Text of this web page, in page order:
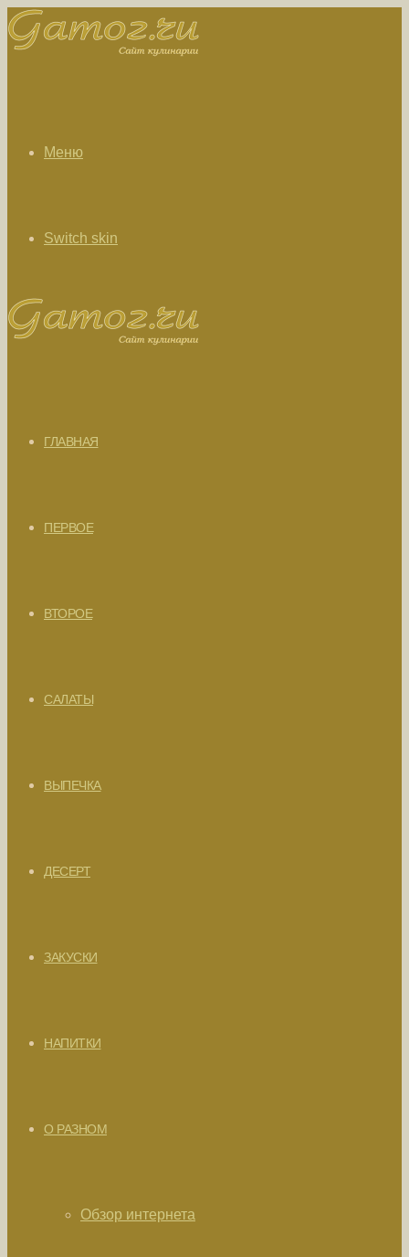
Меню
Switch skin
ГЛАВНАЯ
ПЕРВОЕ
ВТОРОЕ
САЛАТЫ
ВЫПЕЧКА
ДЕСЕРТ
ЗАКУСКИ
НАПИТКИ
О РАЗНОМ
Обзор интернета